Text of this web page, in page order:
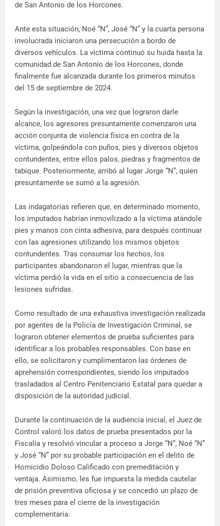
de San Antonio de los Horcones.
Ante esta situación, Noé “N”, José “N” y la cuarta persona
involucrada iniciaron una persecución a bordo de
diversos vehículos. La víctima continuó su huida hasta la
comunidad de San Antonio de los Horcones, donde
finalmente fue alcanzada durante los primeros minutos
del 15 de septiembre de 2024.
Según la investigación, una vez que lograron darle
alcance, los agresores presuntamente comenzaron una
acción conjunta de violencia física en contra de la
víctima, golpeándola con puños, pies y diversos objetos
contundentes, entre ellos palos, piedras y fragmentos de
tabique. Posteriormente, arribó al lugar Jorge “N”, quien
presuntamente se sumó a la agresión.
Las indagatorias refieren que, en determinado momento,
los imputados habrían inmovilizado a la víctima atándole
pies y manos con cinta adhesiva, para después continuar
con las agresiones utilizando los mismos objetos
contundentes. Tras consumar los hechos, los
participantes abandonaron el lugar, mientras que la
víctima perdió la vida en el sitio a consecuencia de las
lesiones sufridas.
Como resultado de una exhaustiva investigación realizada
por agentes de la Policía de Investigación Criminal, se
lograron obtener elementos de prueba suficientes para
identificar a los probables responsables. Con base en
ello, se solicitaron y cumplimentaron las órdenes de
aprehensión correspondientes, siendo los imputados
trasladados al Centro Penitenciario Estatal para quedar a
disposición de la autoridad judicial.
Durante la continuación de la audiencia inicial, el Juez de
Control valoró los datos de prueba presentados por la
Fiscalía y resolvió vincular a proceso a Jorge “N”, Noé “N”
y José “N” por su probable participación en el delito de
Homicidio Doloso Calificado con premeditación y
ventaja. Asimismo, les fue impuesta la medida cautelar
de prisión preventiva oficiosa y se concedió un plazo de
tres meses para el cierre de la investigación
complementaria.